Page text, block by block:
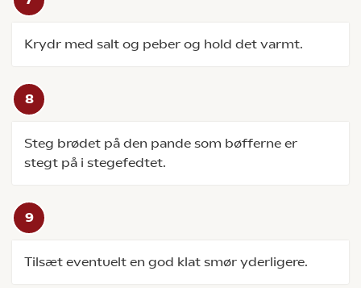
Krydr med salt og peber og hold det varmt.
Steg brødet på den pande som bøfferne er
stegt på i stegefedtet.
Tilsæt eventuelt en god klat smør yderligere.